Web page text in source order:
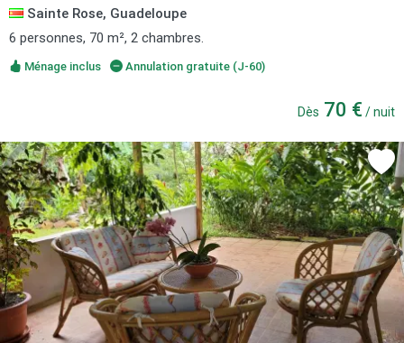
Sainte Rose, Guadeloupe
6 personnes, 70 m², 2 chambres.
Ménage inclus Annulation gratuite (J-60)
Dès 70 € / nuit